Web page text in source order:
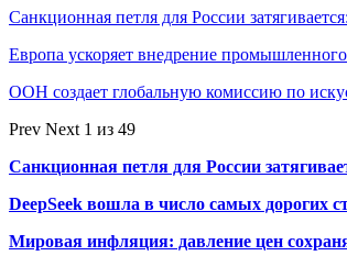
Санкционная петля для России
Европа ускоряет внедрение
ООН создает глобальную комиссию по
Prev Next 1 из 49
Санкционная петля для России
DeepSeek вошла в число самых дорогих
Мировая инфляция: давление цен